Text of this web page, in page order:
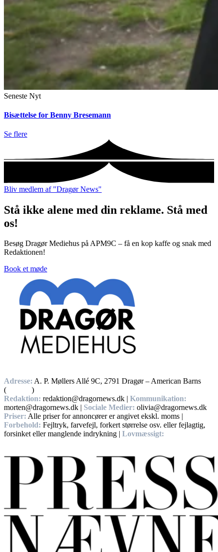
Seneste Nyt
Bisættelse for Benny Bresemann
Se flere
Bliv medlem af "Dragør News"
Stå ikke alene med din reklame. Stå med
os!
Besøg Dragør Mediehus på APM9C – få en kop kaffe og snak med
Redaktionen!
Book et møde
Adresse: A. P. Møllers Allé 9C, 2791 Dragør – American Barns
(
)
Redaktion: redaktion@dragornews.dk | Kommunikation:
morten@dragornews.dk | Sociale Medier: olivia@dragornews.dk
Priser: Alle priser for annoncører er angivet ekskl. moms |
Forbehold: Fejltryk, farvefejl, forkert størrelse osv. eller fejlagtig,
forsinket eller manglende indrykning | Lovmæssigt: